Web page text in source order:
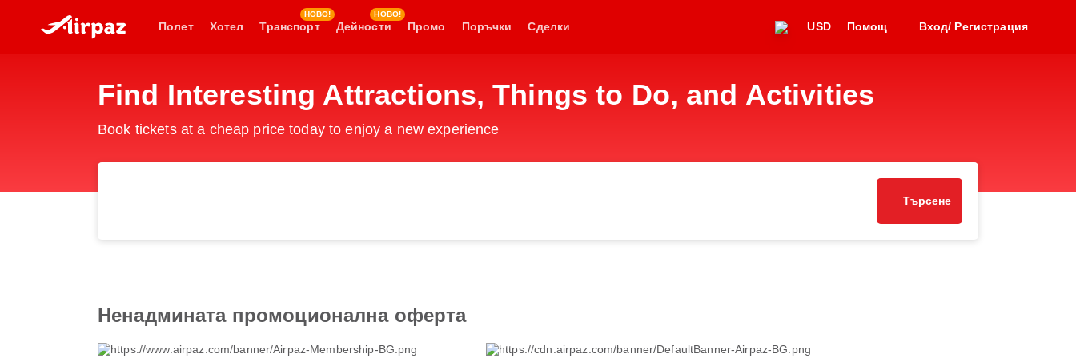
Полет Хотел
НОВО!
Транспорт
НОВО!
Дейности Промо Поръчки Сделки USD Помощ Вход/ Регистрация
Find Interesting Attractions, Things to Do, and Activities
Book tickets at a cheap price today to enjoy a new experience
Търсене
Ненадмината промоционална оферта